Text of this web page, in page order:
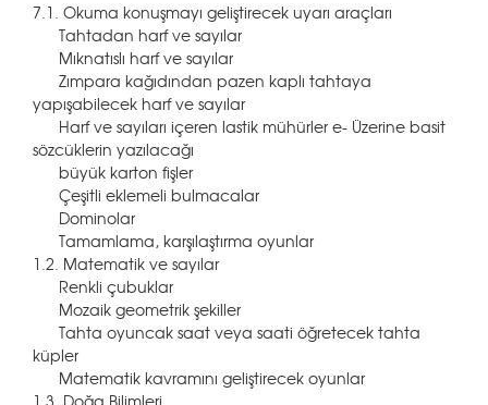
7.1. Okuma konuşmayı geliştirecek uyarı araçları
Tahtadan harf ve sayılar
Mıknatıslı harf ve sayılar
Zımpara kağıdından pazen kaplı tahtaya
yapışabilecek harf ve sayılar
Harf ve sayıları içeren lastik mühürler e- Üzerine basit
sözcüklerin yazılacağı
büyük karton fişler
Çeşitli eklemeli bulmacalar
Dominolar
Tamamlama, karşılaştırma oyunlar
1.2. Matematik ve sayılar
Renkli çubuklar
Mozaik geometrik şekiller
Tahta oyuncak saat veya saati öğretecek tahta
küpler
Matematik kavramını geliştirecek oyunlar
1.3. Doğa Bilimleri